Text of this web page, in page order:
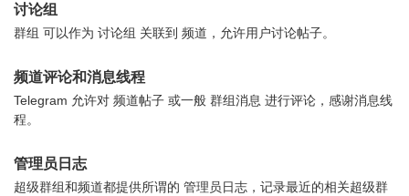
讨论组
群组 可以作为 讨论组 关联到 频道，允许用户讨论帖子。
频道评论和消息线程
Telegram 允许对 频道帖子 或一般 群组消息 进行评论，感谢消息线
程。
管理员日志
超级群组和频道都提供所谓的 管理员日志，记录最近的相关超级群